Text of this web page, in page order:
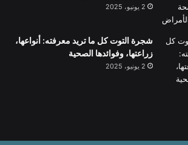
2 يونيو، 2025
شجرة التوت كل ما تريد معرفته: أنواعها،
زراعتها، وفوائدها الصحية
2 يونيو، 2025